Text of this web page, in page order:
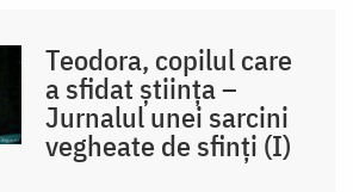
Teodora, copilul care
a sfidat știința –
Jurnalul unei sarcini
vegheate de sfinți (I)